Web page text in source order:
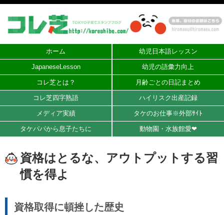
ホーム 幼児日本語レッスン
JapaneseLesson 幼児の語彙力向上
コレ芝とは？ 月齢ごとの日記まとめ
コレ芝四字熟語 ハイリスク出産記録
メディア実績 タケのお仕事※外部ｻｲﾄ
タケパパから息子たちに 動物園・水族館愛❤︎
資格はとるな、アウトプットする習
慣を得よ
資格取得に頓挫した歴史